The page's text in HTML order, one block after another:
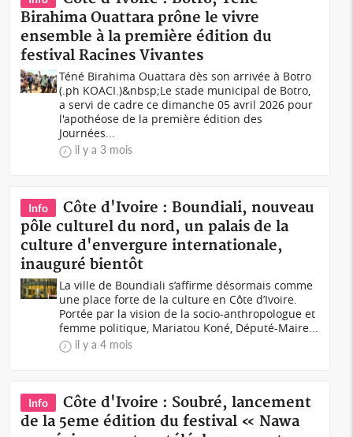
Birahima Ouattara prône le vivre
ensemble à la première édition du
festival Racines Vivantes
Téné Birahima Ouattara dès son arrivée à Botro
(.ph KOACI.)&nbsp;Le stade municipal de Botro,
a servi de cadre ce dimanche 05 avril 2026 pour
l'apothéose de la première édition des
Journées...
il y a 3 mois
Info
Côte d'Ivoire : Boundiali, nouveau
pôle culturel du nord, un palais de la
culture d'envergure internationale,
inauguré bientôt
La ville de Boundiali s’affirme désormais comme
une place forte de la culture en Côte d’Ivoire.
Portée par la vision de la socio-anthropologue et
femme politique, Mariatou Koné, Député-Maire...
il y a 4 mois
Info
Côte d'Ivoire : Soubré, lancement
de la 5eme édition du festival « Nawa